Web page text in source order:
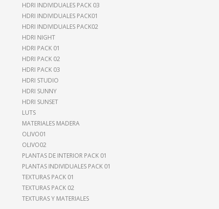
HDRI INDIVIDUALES PACK 03
HDRI INDIVIDUALES PACK01
HDRI INDIVIDUALES PACK02
HDRI NIGHT
HDRI PACK 01
HDRI PACK 02
HDRI PACK 03
HDRI STUDIO
HDRI SUNNY
HDRI SUNSET
LUTS
MATERIALES MADERA
OLIVO01
OLIVO02
PLANTAS DE INTERIOR PACK 01
PLANTAS INDIVIDUALES PACK 01
TEXTURAS PACK 01
TEXTURAS PACK 02
TEXTURAS Y MATERIALES